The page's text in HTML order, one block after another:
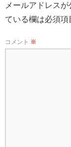
メールアドレスが
ている欄は必須項
コメント ※